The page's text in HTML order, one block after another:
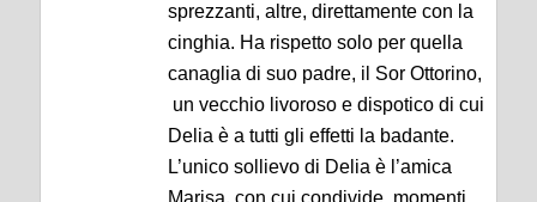
sprezzanti, altre, direttamente con la
cinghia. Ha rispetto solo per quella
canaglia di suo padre, il Sor Ottorino,
un vecchio livoroso e dispotico di cui
Delia è a tutti gli effetti la badante.
L’unico sollievo di Delia è l’amica